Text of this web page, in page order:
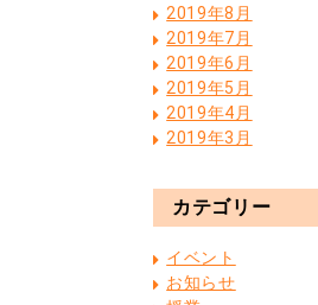
2019年8月
2019年7月
2019年6月
2019年5月
2019年4月
2019年3月
カテゴリー
イベント
お知らせ